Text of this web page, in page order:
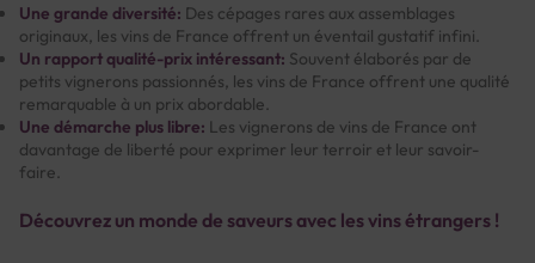
Une grande diversité: Des cépages rares aux assemblages
originaux, les vins de France offrent un éventail gustatif infini.
Un rapport qualité-prix intéressant: Souvent élaborés par de
petits vignerons passionnés, les vins de France offrent une qualité
remarquable à un prix abordable.
Une démarche plus libre: Les vignerons de vins de France ont
davantage de liberté pour exprimer leur terroir et leur savoir-
faire.
Découvrez un monde de saveurs avec les vins étrangers !